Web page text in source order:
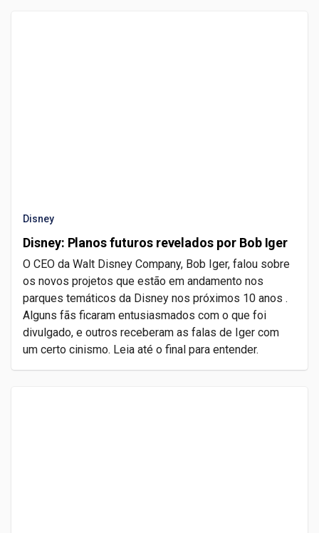
Disney
Disney: Planos futuros revelados por Bob Iger
O CEO da Walt Disney Company, Bob Iger, falou sobre
os novos projetos que estão em andamento nos
parques temáticos da Disney nos próximos 10 anos .
Alguns fãs ficaram entusiasmados com o que foi
divulgado, e outros receberam as falas de Iger com
um certo cinismo. Leia até o final para entender.